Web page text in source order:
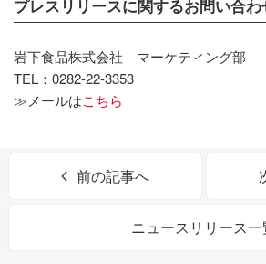
プレスリリースに関するお問い合わ
岩下食品株式会社 マーケティング部
TEL：0282-22-3353
≫メールはこちら
前の記事へ
ニュースリリース一